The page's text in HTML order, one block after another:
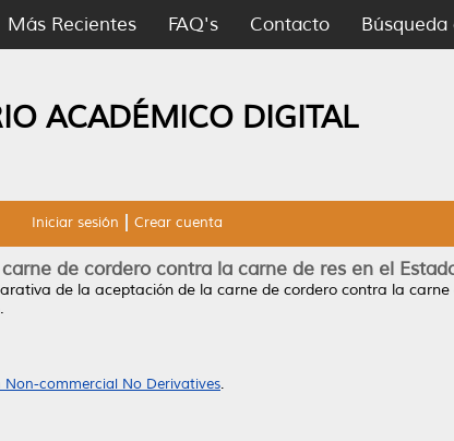
Más Recientes FAQ's Contacto
ACADÉMICO DIGITAL
Iniciar sesión Crear cuenta
de cordero contra la carne de res en el
de la aceptación de la carne de cordero contra la
commercial No Derivatives.